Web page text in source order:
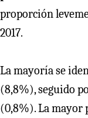
proporción
2017.
La mayoría se
(8,8%), seguido
(0,8%). La mayor